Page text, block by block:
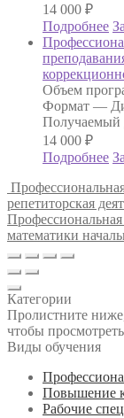
14 000 ₽
Подробнее
Объем
Формат —
14 000 ₽
Подробнее
репетиторская
математики
Категории
Пролистните
чтобы
Виды обучения
Повышение
Рабочие